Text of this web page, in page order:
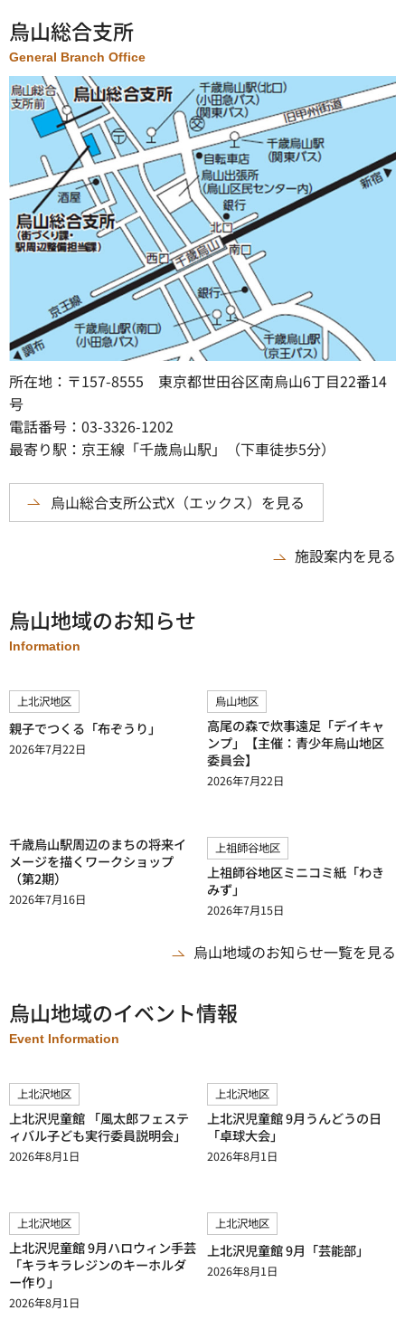
烏山総合支所
General Branch Office
所在地：〒157-8555 東京都世田谷区南烏山6丁目22番14
号
電話番号：03-3326-1202
最寄り駅：京王線「千歳烏山駅」（下車徒歩5分）
烏山総合支所公式X（エックス）を見る
施設案内を見る
烏山地域のお知らせ
Information
上北沢地区
親子でつくる「布ぞうり」
2026年7月22日
烏山地区
高尾の森で炊事遠足「デイキャ
ンプ」【主催：青少年烏山地区
委員会】
2026年7月22日
千歳烏山駅周辺のまちの将来イ
メージを描くワークショップ
（第2期）
2026年7月16日
上祖師谷地区
上祖師谷地区ミニコミ紙「わき
みず」
2026年7月15日
烏山地域のお知らせ一覧を見る
烏山地域のイベント情報
Event Information
上北沢地区
上北沢児童館 「風太郎フェステ
ィバル子ども実行委員説明会」
2026年8月1日
上北沢地区
上北沢児童館 9月うんどうの日
「卓球大会」
2026年8月1日
上北沢地区
上北沢児童館 9月ハロウィン手芸
「キラキラレジンのキーホルダ
ー作り」
2026年8月1日
上北沢地区
上北沢児童館 9月「芸能部」
2026年8月1日